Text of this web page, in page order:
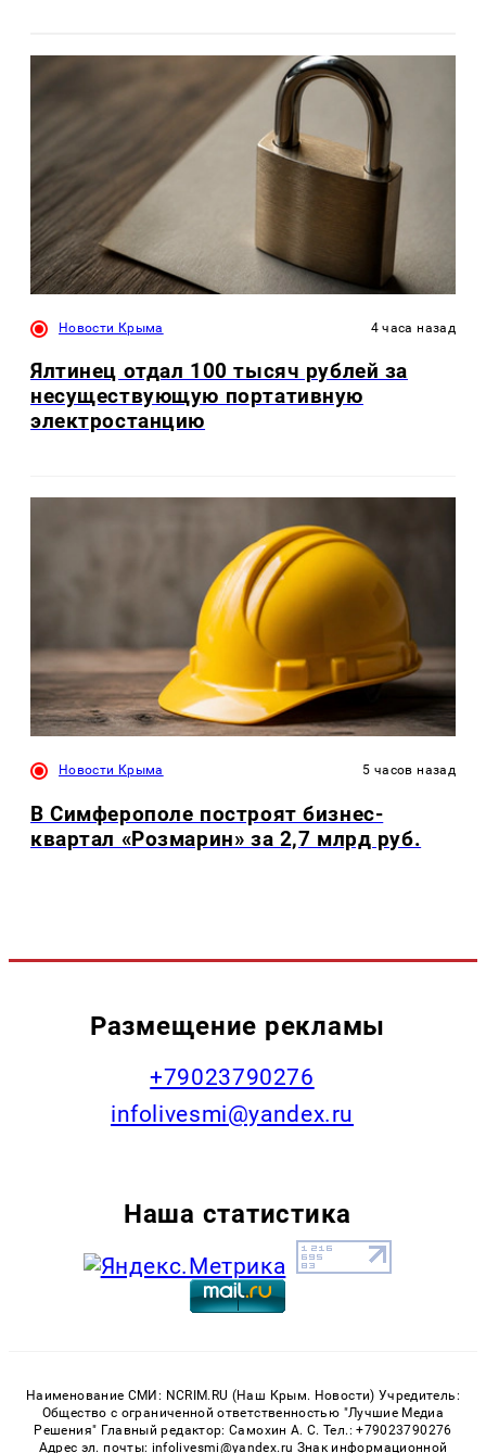
Новости Крыма 4 часа назад
Ялтинец отдал 100 тысяч рублей за
несуществующую портативную
электростанцию
Новости Крыма 5 часов назад
В Симферополе построят бизнес-
квартал «Розмарин» за 2,7 млрд руб.
Размещение рекламы
+79023790276
infolivesmi@yandex.ru
Наша статистика
Наименование СМИ: NCRIM.RU (Наш Крым. Новости) Учредитель:
Общество с ограниченной ответственностью "Лучшие Медиа
Решения" Главный редактор: Самохин А. С. Тел.: +79023790276
Адрес эл. почты: infolivesmi@yandex.ru Знак информационной